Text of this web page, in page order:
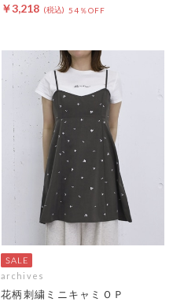
￥3,218 54％OFF
archives
花柄刺繍ミニキャミＯＰ